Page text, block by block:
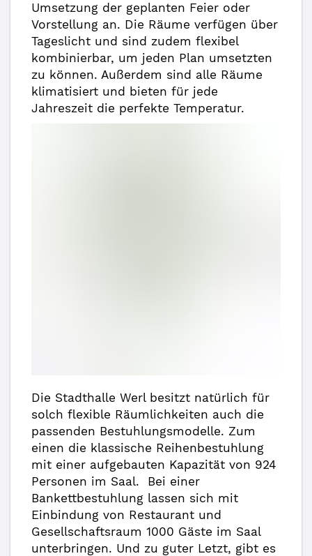
Umsetzung der geplanten Feier oder
Vorstellung an. Die Räume verfügen über
Tageslicht und sind zudem flexibel
kombinierbar, um jeden Plan umsetzten
zu können. Außerdem sind alle Räume
klimatisiert und bieten für jede
Jahreszeit die perfekte Temperatur.
Die Stadthalle Werl besitzt natürlich für
solch flexible Räumlichkeiten auch die
passenden Bestuhlungsmodelle. Zum
einen die klassische Reihenbestuhlung
mit einer aufgebauten Kapazität von 924
Personen im Saal. Bei einer
Bankettbestuhlung lassen sich mit
Einbindung von Restaurant und
Gesellschaftsraum 1000 Gäste im Saal
unterbringen. Und zu guter Letzt, gibt es